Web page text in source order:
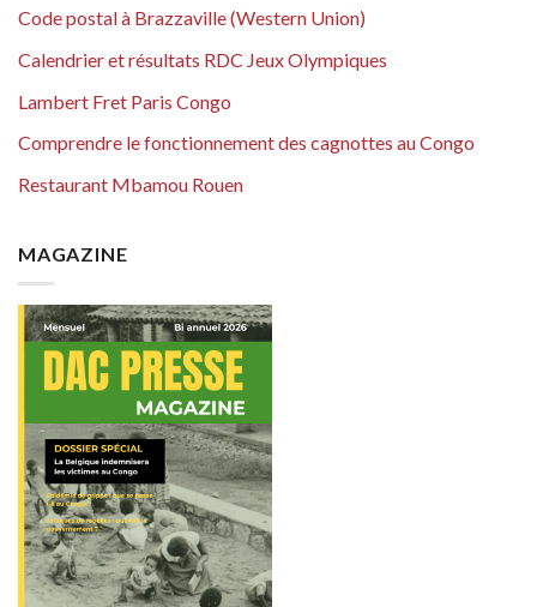
Code postal à Brazzaville (Western Union)
Calendrier et résultats RDC Jeux Olympiques
Lambert Fret Paris Congo
Comprendre le fonctionnement des cagnottes au Congo
Restaurant Mbamou Rouen
MAGAZINE